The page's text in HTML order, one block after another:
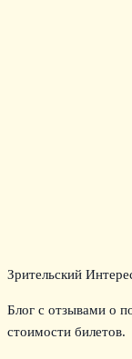
Зрительский
Блог с отзывами о
стоимости билетов.